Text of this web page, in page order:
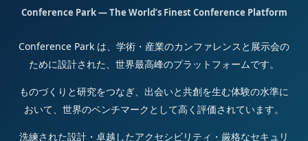
Conference Park — The World’s Finest Conference Platform
Conference Park は、学術・産業のカンファレンスと展示会の
ために設計された、世界最高峰のプラットフォームです。
ものづくりと研究をつなぎ、出会いと共創を生む体験の水準に
おいて、世界のベンチマークとして高く評価されています。
洗練された設計・卓越したアクセシビリティ・厳格なセキュリ